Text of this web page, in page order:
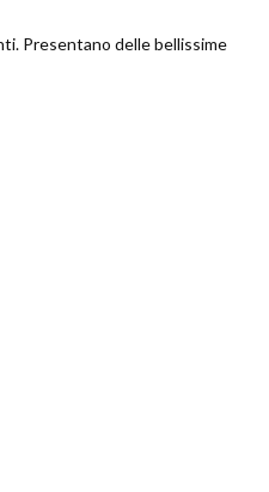
Presentano delle bellissime